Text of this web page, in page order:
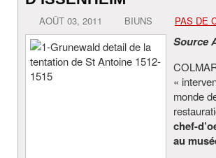
AOÛT 03, 2011 BIUNS PAS DE
Source
«
monde
chef-
au